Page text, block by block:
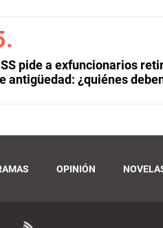
pide a exfuncionarios
antigüedad: ¿quiénes
OPINIÓN